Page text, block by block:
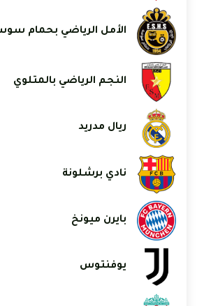
الأمل الرياضي بحمام
النجم الرياضي بالمتلوي
ريال مدريد
نادي برشلونة
بايرن ميونخ
يوفنتوس